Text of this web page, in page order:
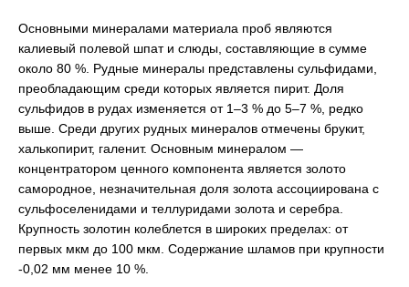
Основными минералами материала проб являются
калиевый полевой шпат и слюды, составляющие в сумме
около 80 %. Рудные минералы представлены сульфидами,
преобладающим среди которых является пирит. Доля
сульфидов в рудах изменяется от 1–3 % до 5–7 %, редко
выше. Среди других рудных минералов отмечены брукит,
халькопирит, галенит. Основным минералом —
концентратором ценного компонента является золото
самородное, незначительная доля золота ассоциирована с
сульфоселенидами и теллуридами золота и серебра.
Крупность золотин колеблется в широких пределах: от
первых мкм до 100 мкм. Содержание шламов при крупности
-0,02 мм менее 10 %.